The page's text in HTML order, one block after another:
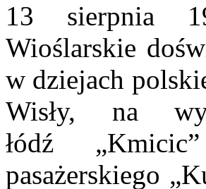
13 sierpnia
Wioślarskie
w dziejach
Wisły, na
łódź
pasażerskiego